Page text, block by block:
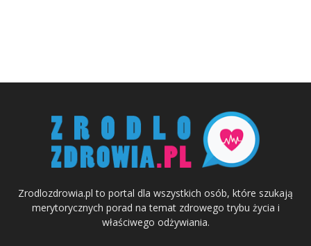
Zrodlozdrowia.pl to portal dla wszystkich osób, które szukają
merytorycznych porad na temat zdrowego trybu życia i
właściwego odżywiania.